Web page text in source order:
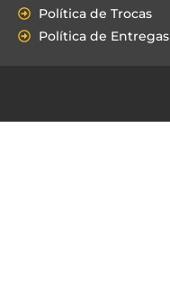
Política de Trocas
Política de Entregas